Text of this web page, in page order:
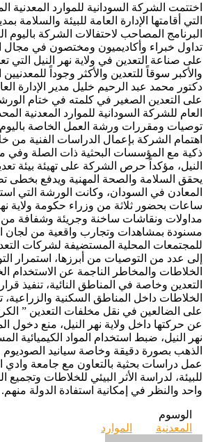
اختتمت الشركة السودانية للموارد المعدنية
التي أقامتها الإدارة العامة للبيئة والسلامة
البرنامج المصاحب لاحتفالات الشركة باليوم
تداول خبراء وأكاديميون ومختصون في مجال
على صناعة التعدين في ولاية نهر النيل التي
والأكبر سوقاً للتعدين والأكثر وجوداً للمعدنيين
دكتور محمد عبد الرحيم خليل مدير الإدارة
على التعدين الصغير في كلمته في ختام
العام للشركة السودانية للموارد المعدنية
توصيات ومقررات ورشة العمل الخاصة باليوم
اهتمام الشركة بإعمال الدراسات الفنية من
ذكية مع المؤسسات البحثية ذات الصلة وفي
النيل، مؤكداً حرص الشركة على تهيئة بيئة
يحقق السلامة والصحة المهنية ويدفع بخطى
المعادن في السودان، وكانت الورشة التي
ساعات بحضور ثلاثة من وزراء حكومة ولاية
مداولات ونقاشات ساخنة وجريئة وشفافة
مسنودة بمشاهدات وتجارب واقعية من لجان
للمجتمعات المحلية المستضيفة لشركات
إلى عدد من التوصيات من أبرزها، استمرار
الخلاطات والمخاطر الناجمة عن الاستخدام
التعدين وخاصة في المناطق النائية، تنفيذ
الخلاطات داخل المناطق السكنية
على الضالعين في نقل مخلفات التعدين ”
عن حركتها داخل ولاية نهر النيل، منع دخول
نهر النيل، ضبط استخدام المواد الكيميائية
الذهب بصورة دقيقة وخاصة سيانيد الصوديوم
عمل دراسات بحثية بالتعاون مع جامعة وادي
للبيئة، لدراسة الأثر البيئي للخلاطات وتجميع
واحد والنظر في إمكانية استفادة الدولة منهم.
الوسوم
المعدنية
الموارد